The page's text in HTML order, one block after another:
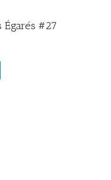
#27